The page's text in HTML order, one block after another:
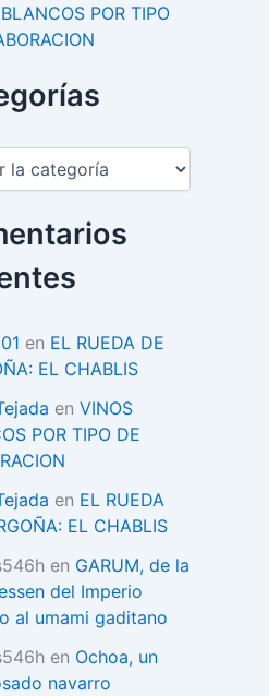
POR TIPO
en EL RUEDA DE
EL CHABLIS
en VINOS
POR TIPO DE
en EL RUEDA
EL CHABLIS
en GARUM, de la
del Imperio
al umami gaditano
en Ochoa, un
navarro